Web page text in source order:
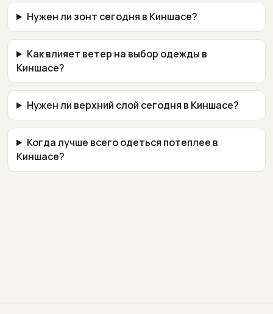
Нужен ли зонт сегодня в Киншасе?
Как влияет ветер на выбор одежды в
Киншасе?
Нужен ли верхний слой сегодня в Киншасе?
Когда лучше всего одеться потеплее в
Киншасе?